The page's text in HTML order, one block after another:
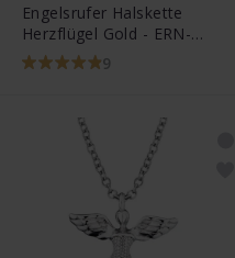
Engelsrufer Halskette
Herzflügel Gold - ERN-
LILHEARTWING-G
9